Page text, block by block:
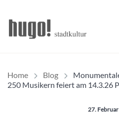
Home Blog
250 Musikern feiert am 14.3.26
27.